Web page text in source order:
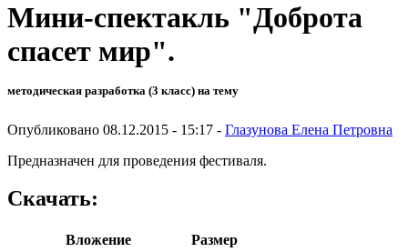
Мини-спектакль "Доброта
спасет мир".
методическая разработка (3 класс) на тему
Опубликовано 08.12.2015 - 15:17 - Глазунова Елена Петровна
Предназначен для проведения фестиваля.
Скачать:
Вложение
Размер